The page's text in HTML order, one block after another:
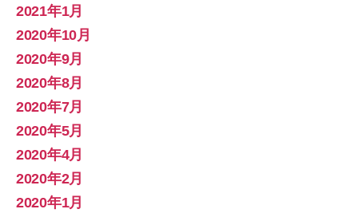
2021年1月
2020年10月
2020年9月
2020年8月
2020年7月
2020年5月
2020年4月
2020年2月
2020年1月